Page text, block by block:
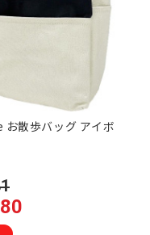
お散歩バッグ アイボ